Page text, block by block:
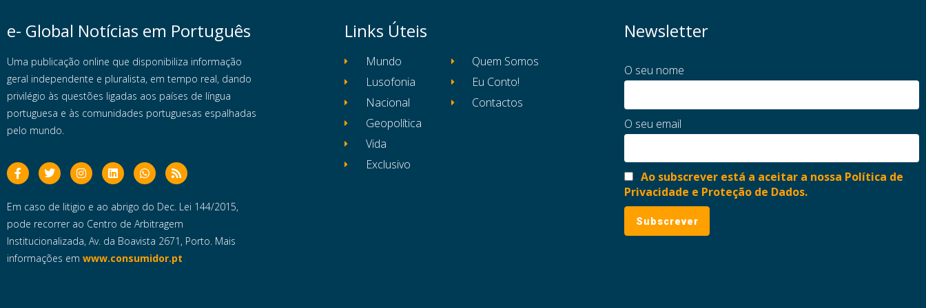
e- Global Notícias em Português
Uma publicação online que disponibiliza informação
geral independente e pluralista, em tempo real, dando
privilégio às questões ligadas aos países de língua
portuguesa e às comunidades portuguesas espalhadas
pelo mundo.
Em caso de litigio e ao abrigo do Dec. Lei 144/2015,
pode recorrer ao Centro de Arbitragem
Institucionalizada, Av. da Boavista 2671, Porto. Mais
informações em www.consumidor.pt
Links Úteis
Mundo
Lusofonia
Nacional
Geopolítica
Vida
Exclusivo
Quem Somos
Eu Conto!
Contactos
Newsletter
O seu nome
O seu email
Ao subscrever está a aceitar a nossa Política de
Privacidade e Proteção de Dados.